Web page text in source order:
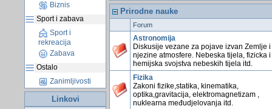
Biznis
Sport i zabava
Sport i
rekreacija
Zabava
Ostalo
Zanimljivosti
Linkovi
Prirodne nauke
Forum
Astronomija
Diskusije vezane za pojave izvan Zemlje i
njezine atmosfere. Nebeska tijela, fizicka i
hemijska svojstva nebeskih tijela itd.
Fizika
Zakoni fizike,statika, kinematika,
optika,gravitacija, elektromagnetizam ,
nuklearna međudjelovanja itd.